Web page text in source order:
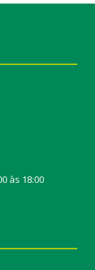
às 18:00